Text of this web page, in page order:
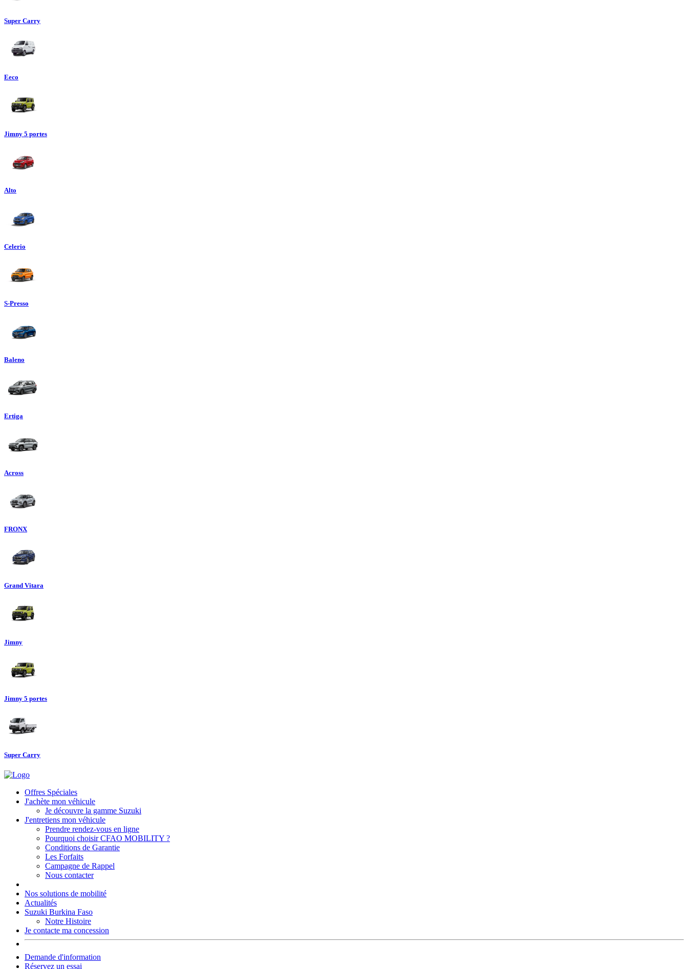
Super Carry
Eeco
Jimny 5 portes
Alto
Celerio
S-Presso
Baleno
Ertiga
Across
FRONX
Grand Vitara
Jimny
Jimny 5 portes
Super Carry
Offres Spéciales
J'achète mon véhicule
Je découvre la gamme Suzuki
J'entretiens mon véhicule
Prendre rendez-vous en ligne
Pourquoi choisir CFAO MOBILITY ?
Conditions de Garantie
Les Forfaits
Campagne de Rappel
Nous contacter
Nos solutions de mobilité
Actualités
Suzuki Burkina Faso
Notre Histoire
Je contacte ma concession
Demande d'information
Réservez un essai